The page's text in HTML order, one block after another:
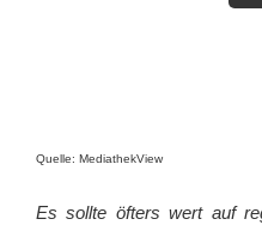
Quelle: MediathekView
Es sollte öfters wert auf